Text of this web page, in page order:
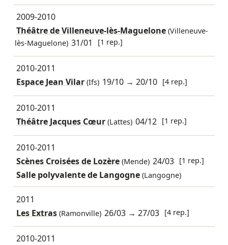
2009-2010
Théâtre de Villeneuve-lès-Maguelone(Villeneuve-
lès-Maguelone) 31/01 [1 rep.]
2010-2011
Espace Jean Vilar(Ifs) 19/10 →20/10 [4 rep.]
2010-2011
Théâtre Jacques Cœur(Lattes) 04/12 [1 rep.]
2010-2011
Scènes Croisées de Lozère(Mende) 24/03 [1 rep.]
Salle polyvalente de Langogne (Langogne)
2011
Les Extras(Ramonville) 26/03 →27/03 [4 rep.]
2010-2011